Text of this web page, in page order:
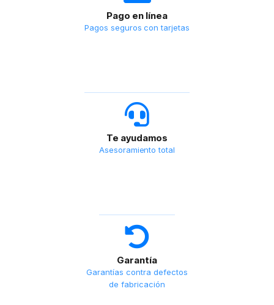
Pago en línea
Pagos seguros con tarjetas
Te ayudamos
Asesoramiento total
Garantía
Garantías contra defectos
de fabricación